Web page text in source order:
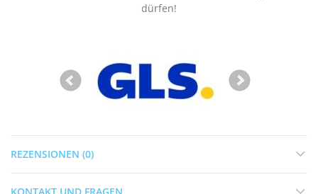
dürfen!
REZENSIONEN (0)